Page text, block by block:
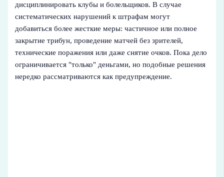
дисциплинировать клубы и болельщиков. В случае
систематических нарушений к штрафам могут
добавиться более жесткие меры: частичное или полное
закрытие трибун, проведение матчей без зрителей,
технические поражения или даже снятие очков. Пока дело
ограничивается "только" деньгами, но подобные решения
нередко рассматриваются как предупреждение.